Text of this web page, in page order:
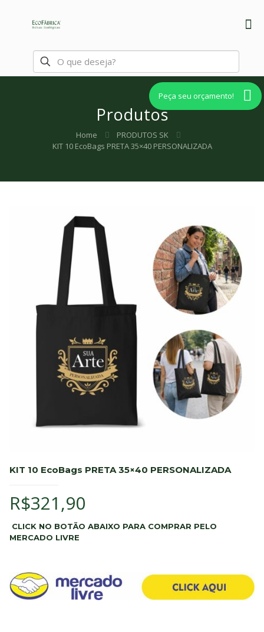
Produtos
Peça seu orçamento!
Home
PRODUTOS SK
KIT 10 EcoBags PRETA 35×40 PERSONALIZADA
KIT 10 EcoBags PRETA 35×40 PERSONALIZADA
R$321,90
CLICK NO BOTÃO ABAIXO PARA COMPRAR PELO
MERCADO LIVRE